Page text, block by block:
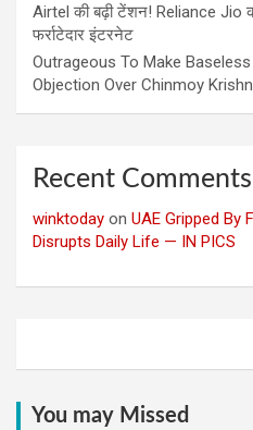
Airtel की बढ़ी टेंशन! Reliance Jio
फर्राटेदार इंटरनेट
Outrageous To Make Baseless
Objection Over Chinmoy
Recent Comments
winktoday on UAE Gripped By
Disrupts Daily Life — IN PICS
You may Missed